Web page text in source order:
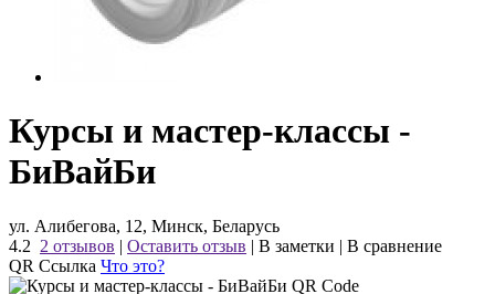
Курсы и мастер-классы -
БиВайБи
ул. Алибегова, 12, Минск, Беларусь
4.2 2 отзывов | Оставить отзыв | В заметки | В сравнение
QR Ссылка Что это?